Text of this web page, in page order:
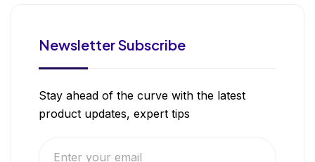
Newsletter Subscribe
Stay ahead of the curve with the latest
product updates, expert tips